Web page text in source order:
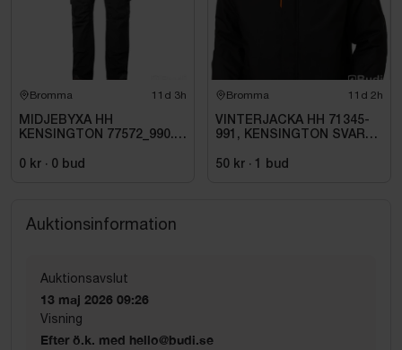
Bromma 11d 3h
MIDJEBYXA HH
KENSINGTON 77572_990.
0 kr · 0 bud
Bromma 11d 2h
VINTERJACKA HH 71345-
991, KENSINGTON SVART
50 kr · 1 bud
Auktionsinformation
Auktionsavslut
13 maj 2026 09:26
Visning
Efter ö.k. med hello@budi.se